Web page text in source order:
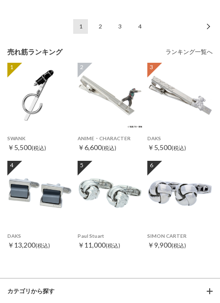
1 2 3 4
売れ筋ランキング ランキング一覧へ
1
SWANK
￥5,500(税込)
2
ANIME・CHARACTER
￥6,600(税込)
3
DAKS
￥5,500(税込)
4
DAKS
￥13,200(税込)
5
Paul Stuart
￥11,000(税込)
6
SIMON CARTER
￥9,900(税込)
カテゴリから探す